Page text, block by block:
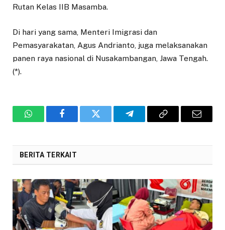
Rutan Kelas IIB Masamba.
Di hari yang sama, Menteri Imigrasi dan
Pemasyarakatan, Agus Andrianto, juga melaksanakan
panen raya nasional di Nusakambangan, Jawa Tengah.
(*).
WhatsAppFacebookTwitter TelegramCopy
Email
BERITA TERKAIT